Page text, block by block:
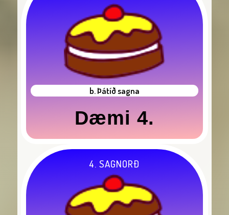
b. Þátíð sagna
Dæmi 4.
4. SAGNORÐ